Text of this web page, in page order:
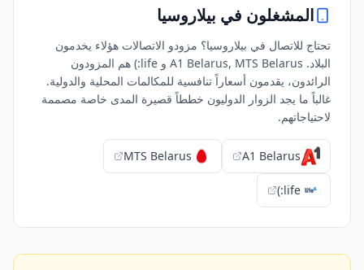
المشغلون في بيلاروسيا
تحتاج للاتصال في بيلاروسيا؟ مزودو الاتصالات هؤلاء يخدمون
البلاد. A1 Belarus, MTS Belarus و life:) هم المزودون
الرائدون، يقدمون أسعاراً تنافسية للمكالمات المحلية والدولية.
غالباً ما يجد الزوار الدوليون خططاً قصيرة المدى خاصة مصممة
لاحتياجاتهم.
A1 Belarus
MTS Belarus
life:)